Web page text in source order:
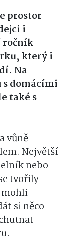
prostor
i
ročník
který i
Na
domácími
také s
vůně
Největší
nebo
tvořily
si něco